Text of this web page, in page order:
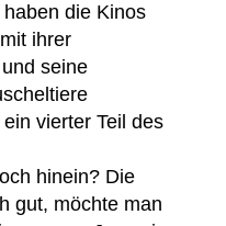
die Kinos
ihrer
seine
vierter Teil des
hinein? Die
gut, möchte man